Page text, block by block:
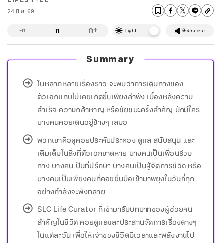
24 มิ.ย. 69
-ก ก ก+ Light ฟังบทความ
Summary
ในหลากหลายเรื่องราว จะพบว่าการเดินทางของ
ตัวเอกแทบไม่เคยเกิดขึ้นเพียงลำพัง เบื้องหลังความ
สำเร็จ ความกล้าหาญ หรือชัยชนะครั้งสำคัญ มักมีใคร
บางคนคอยเดินอยู่ข้างๆ เสมอ
พวกเขาคือผู้คอยประคับประคอง ดูแล สนับสนุน และ
เติมเต็มในสิ่งที่ตัวเอกขาดหาย บางคนเป็นเพื่อนร่วม
ทาง บางคนเป็นที่ปรึกษา บางคนเป็นผู้จัดการชีวิต หรือ
บางคนเป็นเพียงคนที่คอยยื่นมือเข้ามาพยุงในวันที่ทุก
อย่างกำลังจะพังทลาย
SLC Life Curator ที่เข้ามารับบทบาทของผู้ช่วยคน
สำคัญในชีวิต คอยดูแลและประสานจัดการเรื่องต่างๆ
ในแต่ละวัน เพื่อให้เจ้าของชีวิตมีเวลาและพลังงานไป